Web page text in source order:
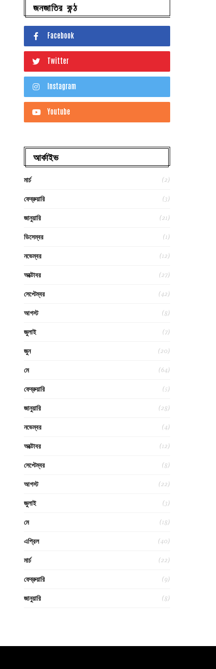
জনজাতির কন্ঠ
Facebook
Twitter
Instagram
Youtube
আর্কাইভ
মার্চ (2)
ফেব্রুয়ারি (3)
জানুয়ারি (21)
ডিসেম্বর (1)
নভেম্বর (12)
অক্টোবর (27)
সেপ্টেম্বর (42)
আগস্ট (8)
জুলাই (7)
জুন (20)
মে (64)
ফেব্রুয়ারি (5)
জানুয়ারি (28)
নভেম্বর (4)
অক্টোবর (12)
সেপ্টেম্বর (8)
আগস্ট (22)
জুলাই (3)
মে (18)
এপ্রিল (40)
মার্চ (22)
ফেব্রুয়ারি (9)
জানুয়ারি (8)